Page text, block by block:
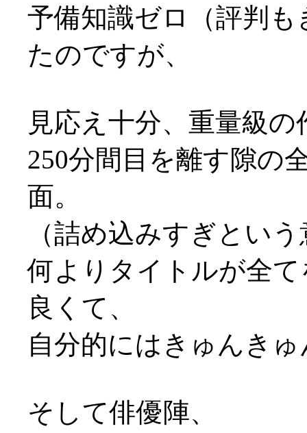
予備知識ゼロ（評判
たのですが、
見応え十分、重量級
250分間目を離す隙の
面。
（詰め込みすぎとい
何よりタイトルが全
良くて、
自分的にはきゅんき
そして俳優陣、